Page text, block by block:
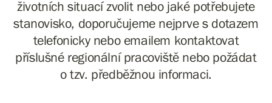
životních situací zvolit nebo jaké potřebujete
stanovisko, doporučujeme nejprve s dotazem
telefonicky nebo emailem kontaktovat
příslušné regionální pracoviště nebo požádat
o tzv. předběžnou informaci.